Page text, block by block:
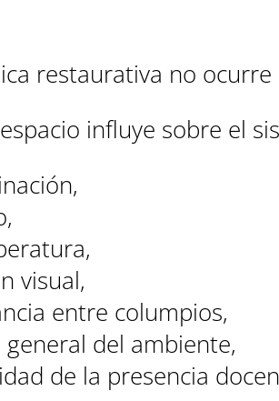
restaurativa no
influye sobre el
visual,
entre columpios,
del ambiente,
de la presencia